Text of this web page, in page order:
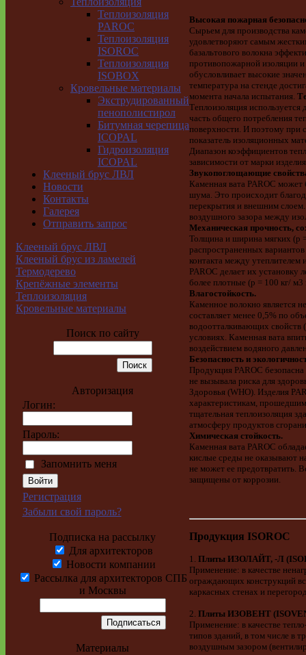
Теплоизоляция
PAROC
Теплоизоляция
ISOROC
Теплоизоляция
ISOBOX
Кровельные материалы
Экструдированный
пенополистирол
Битумная черепица
ICOPAL
Гидроизоляция
ICOPAL
Клееный брус ЛВЛ
Новости
Контакты
Галерея
Отправить запрос
Клееный брус ЛВЛ
Клееный брус из ламелей
Термодерево
Крепёжные элементы
Теплоизоляция
Кровельные материалы
Поиск по сайту
Авторизация
Логин:
Пароль:
Запомнить меня
Регистрация
Забыли свой пароль?
Подписка на рассылку
Для архитекторов
Новости компании
Рассылка для архитекторов СПБ
и Москвы
Материалы
Высокая пожарная
Сырьем для производства
удовлетворяют самым
базальтового волокна
противопожарной изоляции
обусловливает высокие
температура на стенде
момента начала испытания. Т
Теплоизоляция
часть общего потребления
поверхности. И поэтому при
показатель изоляционных
Диапазон коэффициентов
зависимости от марки
Звукопоглощающие
Каменная вата PAROC может
шума. Это происходит
перекрытия и внешним
воздушного зазора между
Механическая прочность,
Толщина и ширина мягких (р
распространенных
контакта между утеплителем
PAROC делает их
более плотные (р = 100 кг/
Влагостойкость.
Каменное волокно является
составляет менее 0,5% по
водоотталкивающих свойств
условиях. Каменная вата
воздействием водяного
Безопасность и
Продукция PAROC
не вызывала риска для
Здоровья (WHO). Изделия
характеристикам,
тщательная теплоизоляция
атмосферу продуктов
Химическая стойкость.
Каменная вата PAROC
кислые среды не оказывают
не может ее предотвратить.
защищены от коррозии.
Продукция ISOROC
1. Плиты ИЗОЛАЙТ, -Л
Применение: в качестве
ограждающих конструкций
каркасных стенах и
2. Плиты ИЗОВЕНТ
Применение: в качестве
типов зданий, в том числе в
воздушным зазором